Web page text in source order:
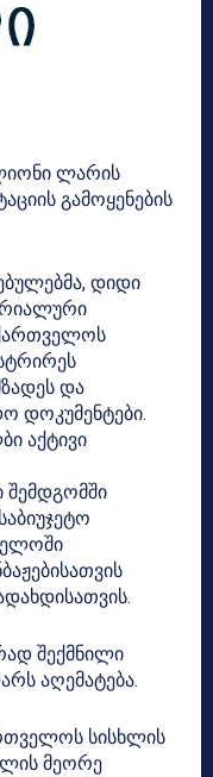
ლარის
გამოყენების
დიდი
და
დოკუმენტები.
აქტივი
შემდგომში
შექმნილი
აღემატება.
სისხლის
მეორე